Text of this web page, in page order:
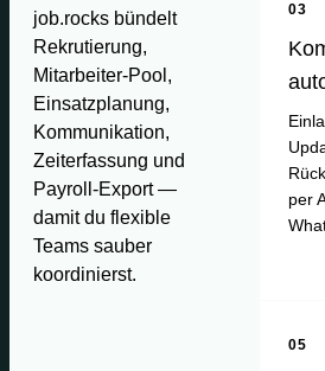
job.rocks bündelt
Rekrutierung,
Mitarbeiter-Pool,
Einsatzplanung,
Kommunikation,
Zeiterfassung und
Payroll-Export —
damit du flexible
Teams sauber
koordinierst.
03
per
05